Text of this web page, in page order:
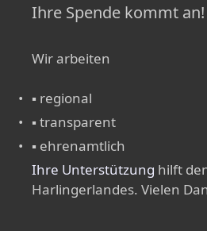
Ihre Spende kommt an!
Wir arbeiten
▪ regional
▪ transparent
▪ ehrenamtlich
Ihre Unterstützung hilft
Harlingerlandes. Vielen